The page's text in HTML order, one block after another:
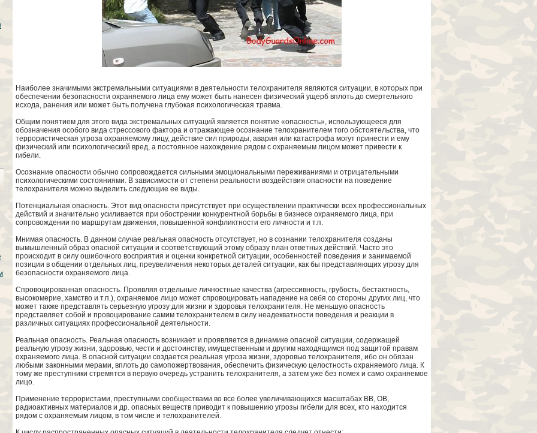
Наиболее значимыми экстремальными ситуациями в деятельности телохранителя являются ситуации, в которых при
обеспечении безопасности охраняемого лица ему может быть нанесен физический ущерб вплоть до смертельного
исхода, ранения или может быть получена глубокая психологическая травма.
Общим понятием для этого вида экстремальных ситуаций является понятие «опасность», использующееся для
обозначения особого вида стрессового фактора и отражающее осознание телохранителем того обстоятельства, что
террористическая угроза охраняемому лицу, действие сил природы, авария или катастрофа могут принести и ему
физический или психологический вред, а постоянное нахождение рядом с охраняемым лицом может привести к
гибели.
Осознание опасности обычно сопровождается сильными эмоциональными переживаниями и отрицательными
психологическими состояниями. В зависимости от степени реальности воздействия опасности на поведение
телохранителя можно выделить следующие ее виды.
Потенциальная опасность. Этот вид опасности присутствует при осуществлении практически всех профессиональных
действий и значительно усиливается при обострении конкурентной борьбы в бизнесе охраняемого лица, при
сопровождении по маршрутам движения, повышенной конфликтности его личности и т.п.
Мнимая опасность. В данном случае реальная опасность отсутствует, но в сознании телохранителя созданы
вымышленный образ опасной ситуации и соответствующий этому образу план ответных действий. Часто это
происходит в силу ошибочного восприятия и оценки конкретной ситуации, особенностей поведения и занимаемой
позиции в общении отдельных лиц, преувеличения некоторых деталей ситуации, как бы представляющих угрозу для
безопасности охраняемого лица.
Спровоцированная опасность. Проявляя отдельные личностные качества (агрессивность, грубость, бестактность,
высокомерие, хамство и т.п.), охраняемое лицо может спровоцировать нападение на себя со стороны других лиц, что
может также представлять серьезную угрозу для жизни и здоровья телохранителя. Не меньшую опасность
представляет собой и провоцирование самим телохранителем в силу неадекватности поведения и реакции в
различных ситуациях профессиональной деятельности.
Реальная опасность. Реальная опасность возникает и проявляется в динамике опасной ситуации, содержащей
реальную угрозу жизни, здоровью, чести и достоинству, имущественным и другим находящимся под защитой правам
охраняемого лица. В опасной ситуации создается реальная угроза жизни, здоровью телохранителя, ибо он обязан
любыми законными мерами, вплоть до самопожертвования, обеспечить физическую целостность охраняемого лица. К
тому же преступники стремятся в первую очередь устранить телохранителя, а затем уже без помех и само охраняемое
лицо.
Применение террористами, преступными сообществами во все более увеличивающихся масштабах ВВ, ОВ,
радиоактивных материалов и др. опасных веществ приводит к повышению угрозы гибели для всех, кто находится
рядом с охраняемым лицом, в том числе и телохранителей.